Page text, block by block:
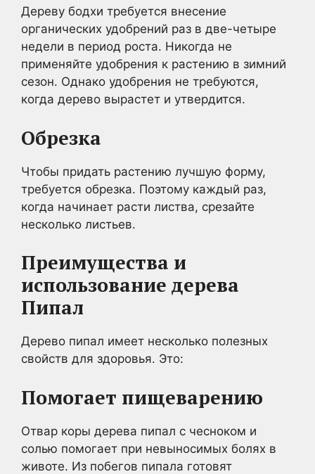
Дереву бодхи требуется внесение
органических удобрений раз в две-четыре
недели в период роста. Никогда не
применяйте удобрения к растению в зимний
сезон. Однако удобрения не требуются,
когда дерево вырастет и утвердится.
Обрезка
Чтобы придать растению лучшую форму,
требуется обрезка. Поэтому каждый раз,
когда начинает расти листва, срезайте
несколько листьев.
Преимущества и
использование дерева
Пипал
Дерево пипал имеет несколько полезных
свойств для здоровья. Это:
Помогает пищеварению
Отвар коры дерева пипал с чесноком и
солью помогает при невыносимых болях в
животе. Из побегов пипала готовят